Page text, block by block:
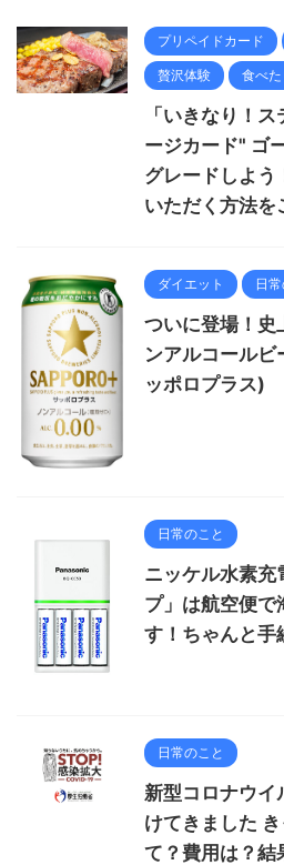
プリペイドカード
贅沢体験 食べた
「いきなり！
ージカード" ゴ
グレードしよう
いただく方法を
ダイエット 日
ついに登場！史
ンアルコールビ
ッポロプラス)
日常のこと
ニッケル水素充
プ」は航空便で
す！ちゃんと手
日常のこと
新型コロナウイ
けてきました
て？費用は？結